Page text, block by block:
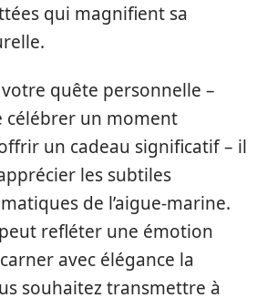
qui magnifient sa
quête personnelle –
célébrer un moment
un cadeau significatif – il
les subtiles
de l’aigue-marine.
refléter une émotion
avec élégance la
souhaitez transmettre à